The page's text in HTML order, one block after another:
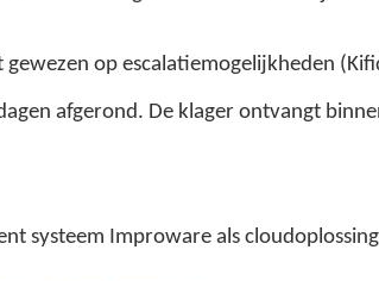
op escalatiemogelijkheden
afgerond. De klager ontvangt
systeem Improware als